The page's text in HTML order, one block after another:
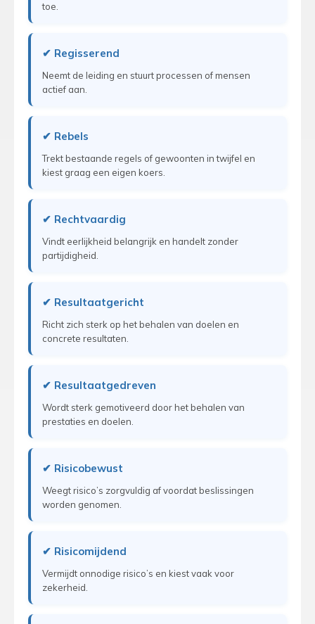
toe.
✔ Regisserend
Neemt de leiding en stuurt processen of mensen
actief aan.
✔ Rebels
Trekt bestaande regels of gewoonten in twijfel en
kiest graag een eigen koers.
✔ Rechtvaardig
Vindt eerlijkheid belangrijk en handelt zonder
partijdigheid.
✔ Resultaatgericht
Richt zich sterk op het behalen van doelen en
concrete resultaten.
✔ Resultaatgedreven
Wordt sterk gemotiveerd door het behalen van
prestaties en doelen.
✔ Risicobewust
Weegt risico’s zorgvuldig af voordat beslissingen
worden genomen.
✔ Risicomijdend
Vermijdt onnodige risico’s en kiest vaak voor
zekerheid.